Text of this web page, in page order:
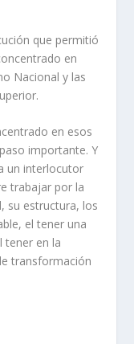
que permitió
en
Nacional y las
en esos
importante. Y
un interlocutor
trabajar por la
su estructura, los
el tener una
tener en la
transformación